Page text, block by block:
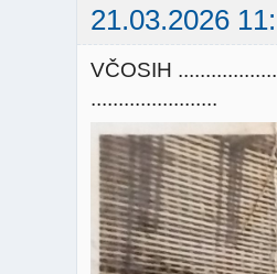
21.03.2026
VČOSIH
.......................